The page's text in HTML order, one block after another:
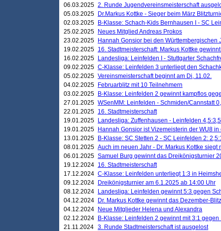
06.03.2025 2. Runde Jugendvereinsmeisterschaft
05.03.2025
Dr.Markus Kottke - Sieger beim März
02.03.2025
B-Klasse: Schach-Kids Bernhausen I - SC
25.02.2025
Neues Mitglied Andreas Prokos
23.02.2025
Hannah Gonsior bei den Württembergischen
19.02.2025 16. Stadtmeisterschaft: Markus Kottke
16.02.2025
Landesliga: Leinfelden I - Stuttgarter
09.02.2025 C-Klasse: Leinfelden 3 unterliegt den
05.02.2025 Vereinsmeisterschaft beginnt am Di, 11.02.
04.02.2025
Februarblitz mit 10 Teilnehmern
03.02.2025
B-Klasse: Leinfelden 2 gewinnt kampflos
27.01.2025 WSenMM: Leinfelden - Schmiden/Cannstatt
22.01.2025 16. Stadtmeisterschaft
19.01.2025
Landesliga: Zuffenhausen - Leinfelden 4,5:3,5
19.01.2025
Hannah Gonsior ist Vizemeisterin der WU8 in
13.01.2025
B-Klasse: SC Stetten 2 - SC Leinfelden 2:
08.01.2025 Auch im neuen Jahr - Dr. Markus Kottke
06.01.2025 Samuel Burg gewinnt das Dreikönigsturnier
19.12.2024 16. Stadtmeisterschaft
17.12.2024 C-Klasse: Leinfelden unterliegt 1:3 in
09.12.2024
Dreikönigsturnier am 6.1.2025 ab 14:00 Uhr
08.12.2024
Landesliga: Leinfelden gewinnt 5:3 gegen
04.12.2024
Dr. Markus Kottke gewinnt das Dezember-
04.12.2024
Neue Mitglieder Helena und Alexandra
02.12.2024
B-Klasse: Leinfelden 2 gewinnt mit 3:1
21.11.2024 3. Runde Stadtmeisterschaft ist ausgelost